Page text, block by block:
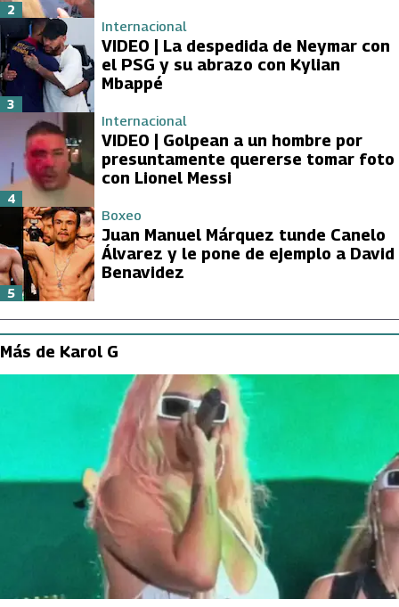
2
Internacional
VIDEO | La despedida de Neymar con
el PSG y su abrazo con Kylian
Mbappé
3
Internacional
VIDEO | Golpean a un hombre por
presuntamente quererse tomar foto
con Lionel Messi
4
Boxeo
Juan Manuel Márquez tunde Canelo
Álvarez y le pone de ejemplo a David
Benavidez
5
Más de Karol G